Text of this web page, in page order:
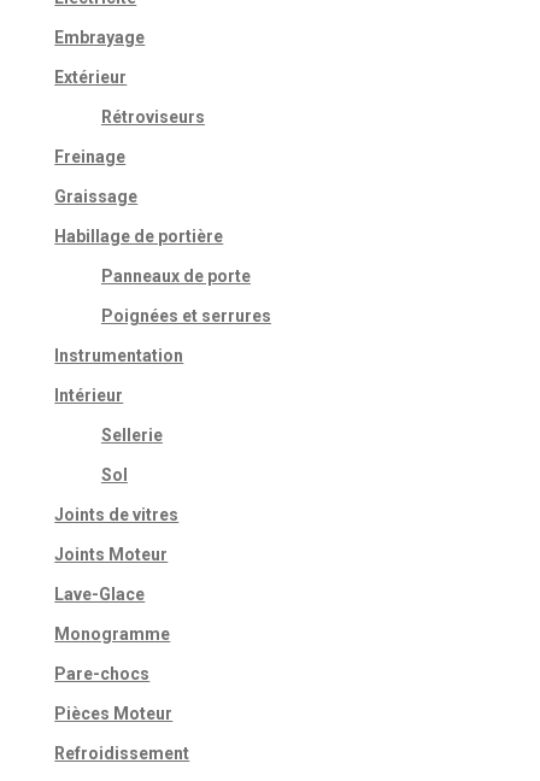
Embrayage
Extérieur
Rétroviseurs
Freinage
Graissage
Habillage de portière
Panneaux de porte
Poignées et serrures
Instrumentation
Intérieur
Sellerie
Sol
Joints de vitres
Joints Moteur
Lave-Glace
Monogramme
Pare-chocs
Pièces Moteur
Refroidissement